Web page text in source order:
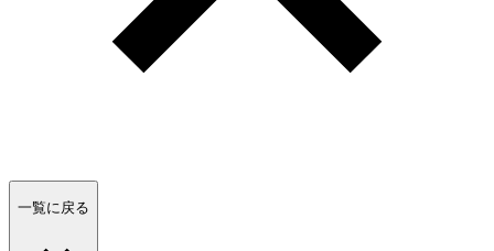
一覧に戻る